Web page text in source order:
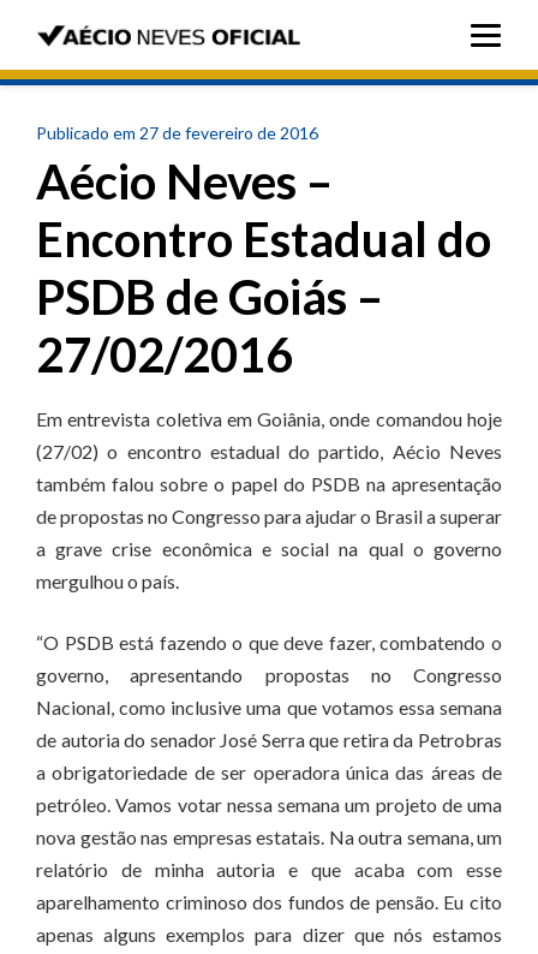
Publicado em 27 de fevereiro de 2016
Aécio Neves –
Encontro Estadual do
PSDB de Goiás –
27/02/2016
Em entrevista coletiva em Goiânia, onde comandou hoje
(27/02) o encontro estadual do partido, Aécio Neves
também falou sobre o papel do PSDB na apresentação
de propostas no Congresso para ajudar o Brasil a superar
a grave crise econômica e social na qual o governo
mergulhou o país.
“O PSDB está fazendo o que deve fazer, combatendo o
governo, apresentando propostas no Congresso
Nacional, como inclusive uma que votamos essa semana
de autoria do senador José Serra que retira da Petrobras
a obrigatoriedade de ser operadora única das áreas de
petróleo. Vamos votar nessa semana um projeto de uma
nova gestão nas empresas estatais. Na outra semana, um
relatório de minha autoria e que acaba com esse
aparelhamento criminoso dos fundos de pensão. Eu cito
apenas alguns exemplos para dizer que nós estamos